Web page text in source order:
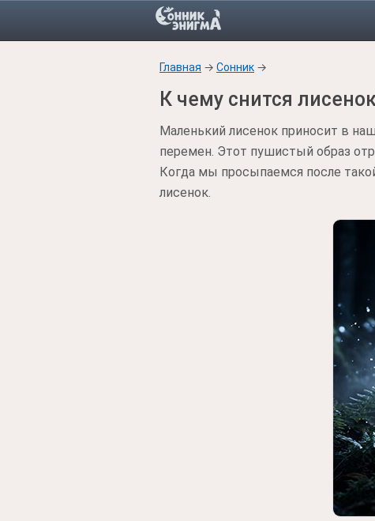
Главная → Сонник →
К чему снится
Маленький лисенок приносит в
перемен. Этот пушистый образ
Когда мы просыпаемся после
лисенок.